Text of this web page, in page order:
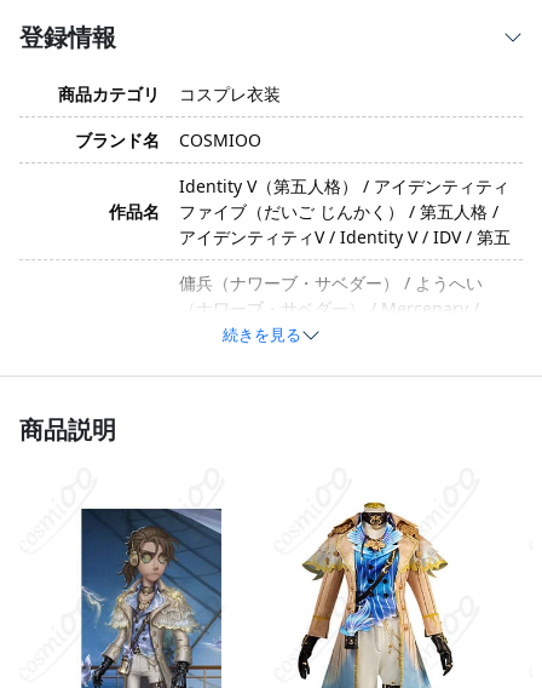
登録情報
商品カテゴリ
コスプレ衣装
ブランド名
COSMIOO
作品名
Identity V（第五人格） / アイデンティティ
ファイブ（だいご じんかく） / 第五人格 /
アイデンティティV / Identity V / IDV / 第五
傭兵（ナワーブ・サベダー） / ようへい
（ナワーブ・サベダー） / Mercenary /
Naib Subedar / 傭兵 / ナワーブ / ナワー
イメージ
時期や工法によって異なる場合がありま
す）
セット内容
コート、インナー、ベルト、ズボン、チョ
ーカー、太もも飾り、メガネ、ネックレ
ス、手袋、手首飾り、飾りチェーン、ショ
ルダーベルト、肩飾り、指輪、片耳イヤホ
ン、腰飾り（※生産時期や工法によって異
続きを見る
商品説明